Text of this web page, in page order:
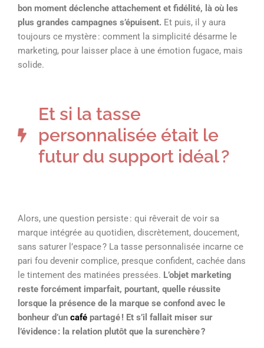
bon moment déclenche attachement et fidélité, là où les
plus grandes campagnes s’épuisent. Et puis, il y aura
toujours ce mystère : comment la simplicité désarme le
marketing, pour laisser place à une émotion fugace, mais
solide.
Et si la tasse
personnalisée était le
futur du support idéal ?
Alors, une question persiste : qui rêverait de voir sa
marque intégrée au quotidien, discrètement, doucement,
sans saturer l’espace ? La tasse personnalisée incarne ce
pari fou devenir complice, presque confident, cachée dans
le tintement des matinées pressées. L’objet marketing
reste forcément imparfait, pourtant, quelle réussite
lorsque la présence de la marque se confond avec le
bonheur d’un café partagé ! Et s’il fallait miser sur
l’évidence : la relation plutôt que la surenchère ?